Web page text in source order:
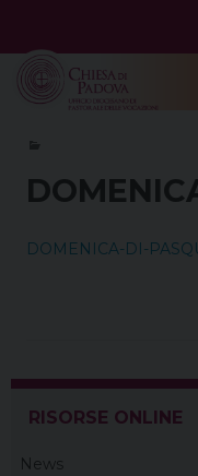
content
DOMENICA-DI-
RISORSE ONLINE
News